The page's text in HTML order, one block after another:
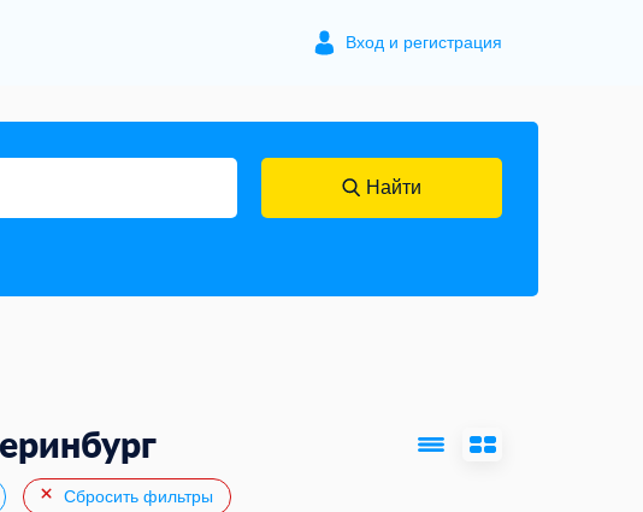
Вход и регистрация
Найти
Сбросить фильтры